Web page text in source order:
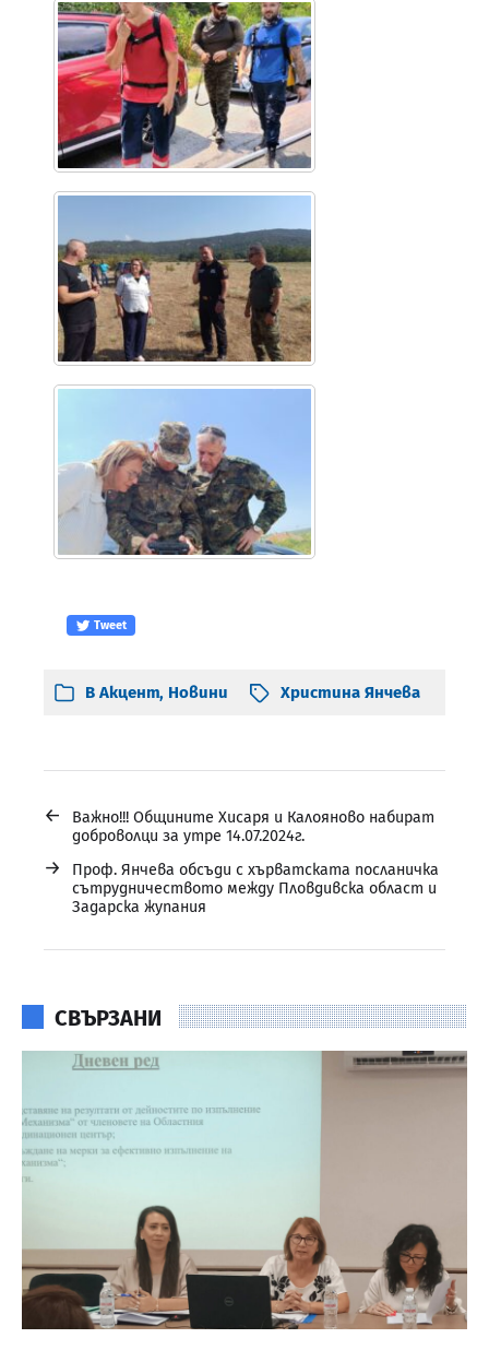
Tweet
В Акцент, Новини Христина Янчева
←
Важно!!! Общините Хисаря и Калояново набират
доброволци за утре 14.07.2024г.
→
Проф. Янчева обсъди с хърватската посланичка
сътрудничеството между Пловдивска област и
Задарска жупания
СВЪРЗАНИ